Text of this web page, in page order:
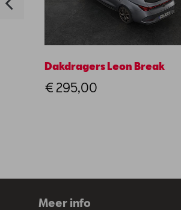
Dakdragers Leon Break
€ 295,00
Meer info